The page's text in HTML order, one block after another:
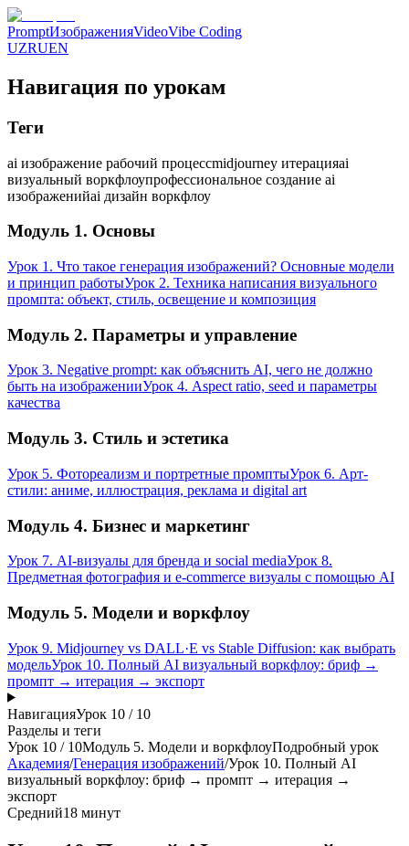
PromptИзображенияVideoVibe Coding
UZRUEN
Навигация по урокам
Теги
ai изображение рабочий процессmidjourney итерацияai
визуальный воркфлоупрофессиональное создание ai
изображенийai дизайн воркфлоу
Модуль 1. Основы
Урок 1. Что такое генерация изображений? Основные модели
и принцип работыУрок 2. Техника написания визуального
промпта: объект, стиль, освещение и композиция
Модуль 2. Параметры и управление
Урок 3. Negative prompt: как объяснить AI, чего не должно
быть на изображенииУрок 4. Aspect ratio, seed и параметры
качества
Модуль 3. Стиль и эстетика
Урок 5. Фотореализм и портретные промптыУрок 6. Арт-
стили: аниме, иллюстрация, реклама и digital art
Модуль 4. Бизнес и маркетинг
Урок 7. AI-визуалы для бренда и social mediaУрок 8.
Предметная фотография и e-commerce визуалы с помощью AI
Модуль 5. Модели и воркфлоу
Урок 9. Midjourney vs DALL·E vs Stable Diffusion: как выбрать
модельУрок 10. Полный AI визуальный воркфлоу: бриф →
промпт → итерация → экспорт
НавигацияУрок 10 / 10
Разделы и теги
Урок 10 / 10Модуль 5. Модели и воркфлоуПодробный урок
Академия/Генерация изображений/Урок 10. Полный AI
визуальный воркфлоу: бриф → промпт → итерация →
экспорт
Средний18 минут